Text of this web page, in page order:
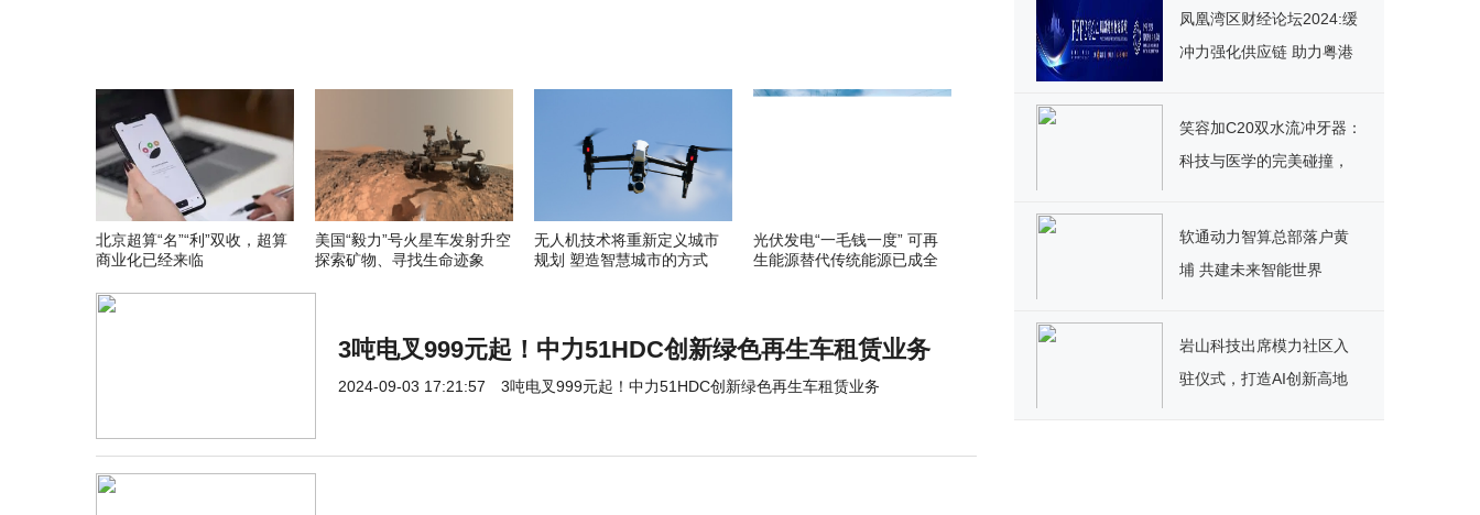
北京超算“名”“利”双收，超算
商业化已经来临
美国“毅力”号火星车发射升空
探索矿物、寻找生命迹象
无人机技术将重新定义城市
规划 塑造智慧城市的方式
光伏发电“一毛钱一度” 可再
生能源替代传统能源已成全
3吨电叉999元起！中力51HDC创新绿色再生车租赁业务
2024-09-03 17:21:57 3吨电叉999元起！中力51HDC创新绿色再生车租赁业务
凤凰湾区财经论坛2024:缓
冲力强化供应链 助力粤港
笑容加C20双水流冲牙器：
科技与医学的完美碰撞，
软通动力智算总部落户黄
埔 共建未来智能世界
岩山科技出席模力社区入
驻仪式，打造AI创新高地